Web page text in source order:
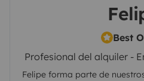
Best
Profesional del alquiler -
Felipe forma parte de